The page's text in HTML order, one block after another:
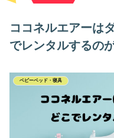
ココネルエアーは
でレンタルするの
ベビーベッド・寝具